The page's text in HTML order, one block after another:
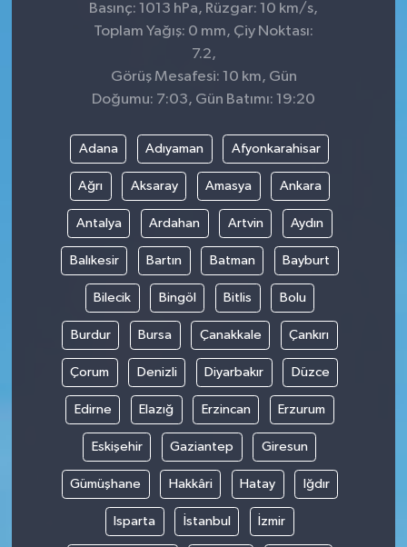
Basınç: 1013 hPa, Rüzgar: 10 km/s,
Toplam Yağış: 0 mm, Çiy Noktası:
7.2,
Görüş Mesafesi: 10 km, Gün
Doğumu: 7:03, Gün Batımı: 19:20
Adana Adıyaman Afyonkarahisar
Ağrı Aksaray Amasya Ankara
Antalya Ardahan Artvin Aydın
Balıkesir Bartın Batman Bayburt
Bilecik Bingöl Bitlis Bolu
Burdur Bursa Çanakkale Çankırı
Çorum Denizli Diyarbakır Düzce
Edirne Elazığ Erzincan Erzurum
Eskişehir Gaziantep Giresun
Gümüşhane Hakkâri Hatay Iğdır
Isparta İstanbul İzmir